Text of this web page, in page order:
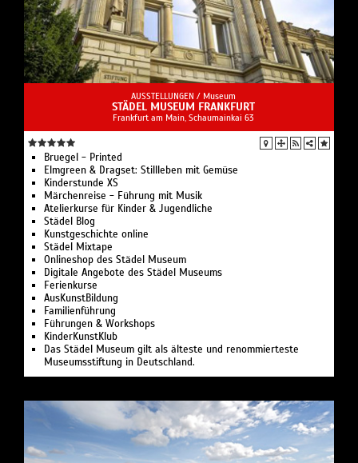
AUSSTELLUNGEN / Museum
STÄDEL MUSEUM FRANKFURT
Frankfurt am Main, Schaumainkai 63
Bruegel - Printed
Elmgreen & Dragset: Stillleben mit Gemüse
Kinderstunde XS
Märchenreise - Führung mit Musik
Atelierkurse für Kinder & Jugendliche
Städel Blog
Kunstgeschichte online
Städel Mixtape
Onlineshop des Städel Museum
Digitale Angebote des Städel Museums
Ferienkurse
AusKunstBildung
Familienführung
Führungen & Workshops
KinderKunstKlub
Das Städel Museum gilt als älteste und renommierteste
Museumsstiftung in Deutschland.